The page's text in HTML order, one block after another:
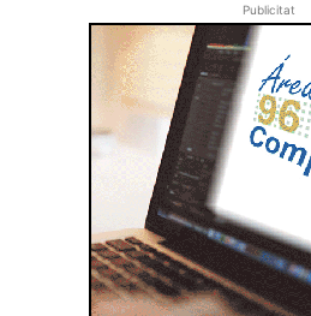
Publicitat